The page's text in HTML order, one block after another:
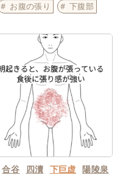
お腹の張り 下腹部
合谷 四瀆 下巨虚 陽陵泉